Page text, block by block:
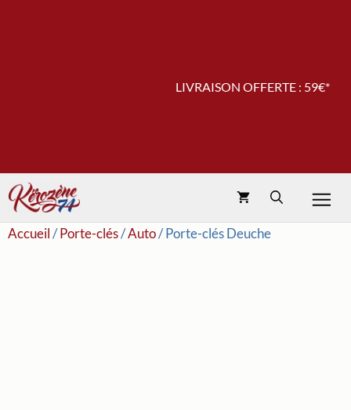
LIVRAISON OFFERTE : 59€*
Accueil/Porte-clés/Auto/ Porte-clés Deuche